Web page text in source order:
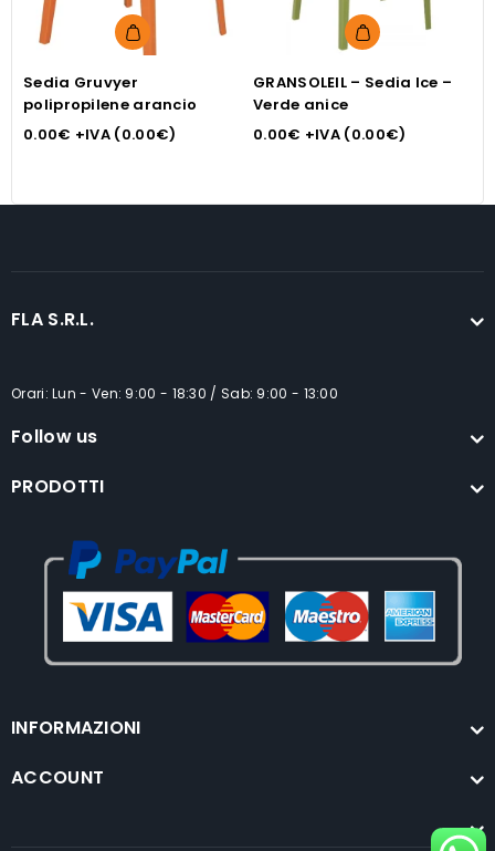
Sedia Gruvyer
polipropilene arancio
0.00€ +IVA (0.00€)
GRANSOLEIL – Sedia Ice –
Verde anice
0.00€ +IVA (0.00€)
FLA S.R.L.
Orari: Lun - Ven: 9:00 - 18:30 / Sab: 9:00 - 13:00
Follow us
PRODOTTI
INFORMAZIONI
ACCOUNT